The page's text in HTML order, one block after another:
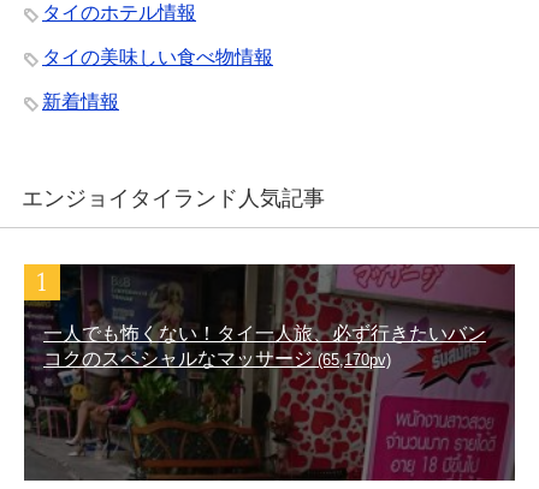
タイのホテル情報
タイの美味しい食べ物情報
新着情報
エンジョイタイランド人気記事
一人でも怖くない！タイ一人旅、必ず行きたいバン
コクのスペシャルなマッサージ(65,170pv)